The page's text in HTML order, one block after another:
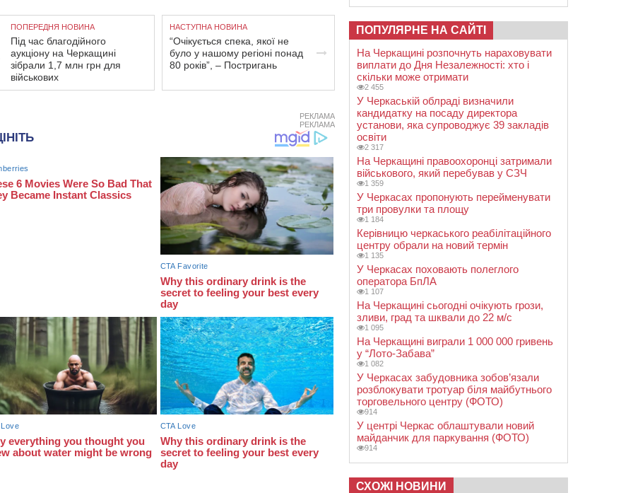
ПОПЕРЕДНЯ НОВИНА
Під час благодійного
аукціону на Черкащині
зібрали 1,7 млн грн для
військових
НАСТУПНА НОВИНА
“Очікується спека, якої не
було у нашому регіоні понад
80 років”, – Постригань
РЕКЛАМА
РЕКЛАМА
ПОПУЛЯРНЕ НА САЙТІ
На Черкащині розпочнуть нараховувати
виплати до Дня Незалежності: хто і
скільки може отримати
2 455
У Черкаській облраді визначили
кандидатку на посаду директора
установи, яка супроводжує 39 закладів
освіти
2 317
На Черкащині правоохоронці затримали
військового, який перебував у СЗЧ
1 359
У Черкасах пропонують перейменувати
три провулки та площу
1 184
Керівницю черкаського реабілітаційного
центру обрали на новий термін
1 135
У Черкасах поховають полеглого
оператора БпЛА
1 107
На Черкащині сьогодні очікують грози,
зливи, град та шквали до 22 м/с
1 095
На Черкащині виграли 1 000 000 гривень
у “Лото-Забава”
1 082
У Черкасах забудовника зобов’язали
розблокувати тротуар біля майбутнього
торговельного центру (ФОТО)
914
У центрі Черкас облаштували новий
майданчик для паркування (ФОТО)
914
СХОЖІ НОВИНИ